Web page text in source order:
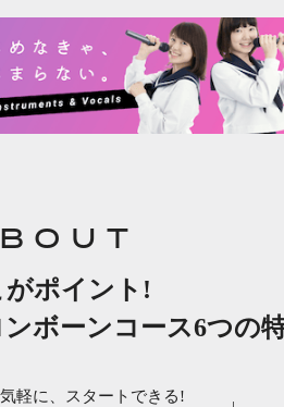
がポイント!
ボーンコース6つの
軽に、スタートできる!